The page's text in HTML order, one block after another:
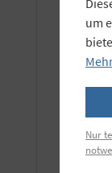
um
Nur